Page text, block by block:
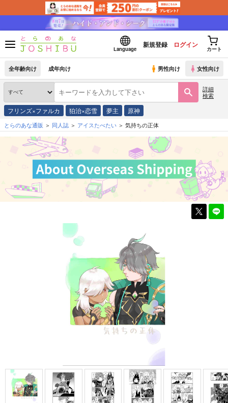
Language
新規登録 ログイン
カート
全年齢向け 成年向け 男性向け 女性向け
詳細
検索
フリンズ×ファルカ 狛治×恋雪 夢主 原神
とらのあな通販 同人誌 アイスたべたい 気持ちの正体